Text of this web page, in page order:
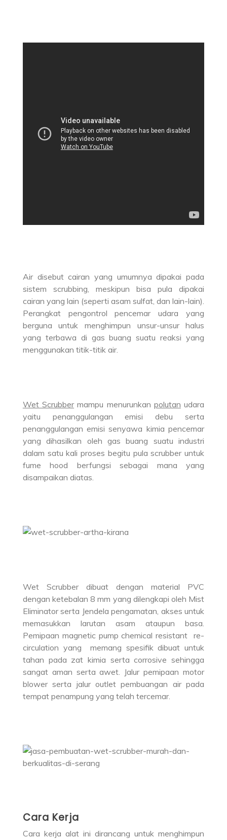
Air disebut cairan yang umumnya dipakai pada
sistem scrubbing, meskipun bisa pula dipakai
cairan yang lain (seperti asam sulfat, dan lain-lain).
Perangkat pengontrol pencemar udara yang
berguna untuk menghimpun unsur-unsur halus
yang terbawa di gas buang suatu reaksi yang
menggunakan titik-titik air.
Wet Scrubbermampu menurunkan polutan udara
yaitu penanggulangan emisi debu serta
penanggulangan emisi senyawa kimia pencemar
yang dihasilkan oleh gas buang suatu industri
dalam satu kali proses begitu pula scrubber untuk
fume hood berfungsi sebagai mana yang
disampaikan diatas.
Wet Scrubber dibuat dengan material PVC
dengan ketebalan 8 mm yang dilengkapi oleh Mist
Eliminator serta Jendela pengamatan, akses untuk
memasukkan larutan asam ataupun basa.
Pemipaan magnetic pump chemical resistant re-
circulation yang memang spesifik dibuat untuk
tahan pada zat kimia serta corrosive sehingga
sangat aman serta awet. Jalur pemipaan motor
blower serta jalur outlet pembuangan air pada
tempat penampung yang telah tercemar.
Cara Kerja
Cara kerja alat ini dirancang untuk menghimpun